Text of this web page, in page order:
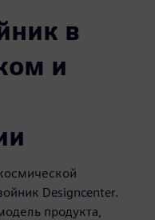
в
и
Designcenter.
продукта,